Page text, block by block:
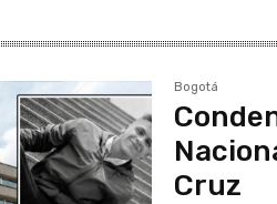
Bogotá
Cruz